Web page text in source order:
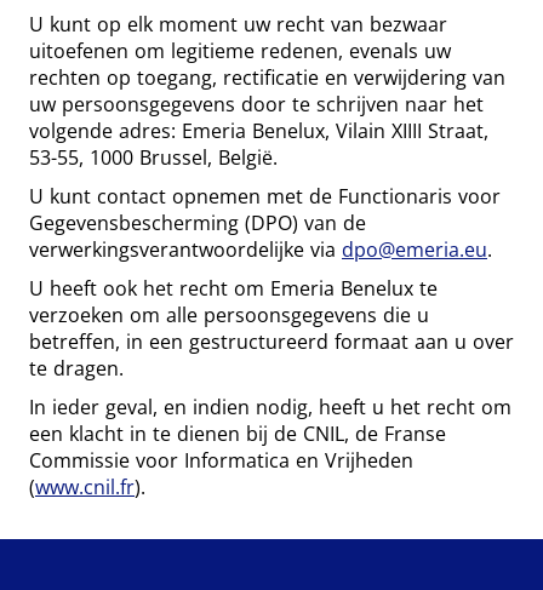
U kunt op elk moment uw recht van bezwaar
uitoefenen om legitieme redenen, evenals uw
rechten op toegang, rectificatie en verwijdering van
uw persoonsgegevens door te schrijven naar het
volgende adres: Emeria Benelux, Vilain XIIII Straat,
53-55, 1000 Brussel, België.
U kunt contact opnemen met de Functionaris voor
Gegevensbescherming (DPO) van de
verwerkingsverantwoordelijke via dpo@emeria.eu.
U heeft ook het recht om Emeria Benelux te
verzoeken om alle persoonsgegevens die u
betreffen, in een gestructureerd formaat aan u over
te dragen.
In ieder geval, en indien nodig, heeft u het recht om
een klacht in te dienen bij de CNIL, de Franse
Commissie voor Informatica en Vrijheden
(www.cnil.fr).